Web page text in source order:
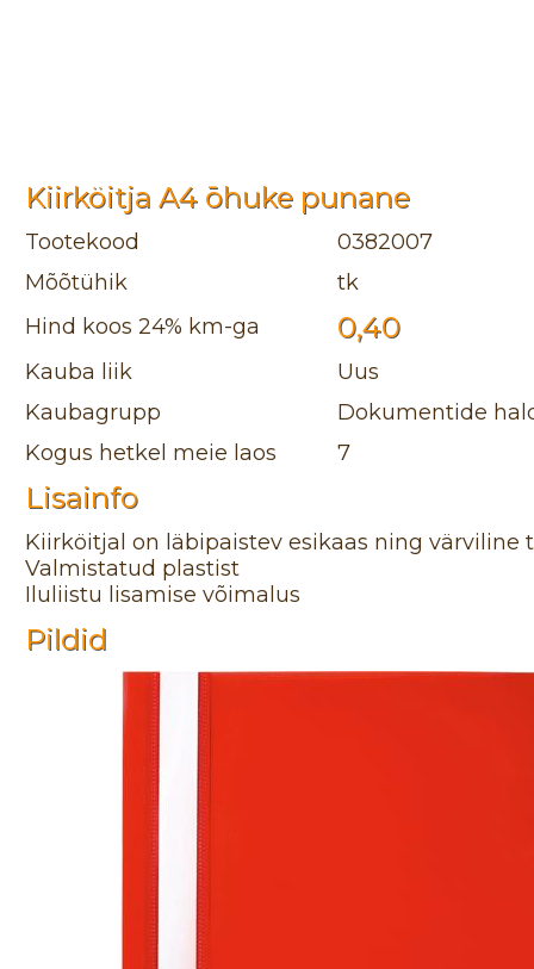
Kiirköitja A4 ōhuke punane
Tootekood
0382007
Mõõtühik
tk
Hind koos 24% km-ga
0,40
Kauba liik
Uus
Kaubagrupp
Dokumentide
Kogus hetkel meie laos
7
Lisainfo
Kiirköitjal on läbipaistev esikaas ning värviline
Valmistatud plastist
Iluliistu lisamise võimalus
Pildid